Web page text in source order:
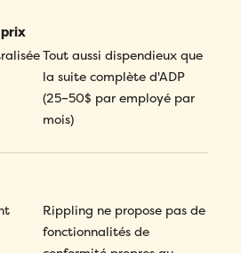
Tout aussi dispendieux que
la suite complète d'ADP
(25–50$ par employé par
mois)
Rippling ne propose pas de
fonctionnalités de